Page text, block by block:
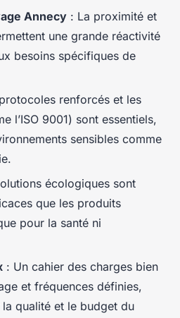
Annecy : La proximité et
une grande réactivité
besoins spécifiques de
renforcés et les
l’ISO 9001) sont essentiels,
sensibles comme
écologiques sont
que les produits
pour la santé ni
: Un cahier des charges bien
et fréquences définies,
qualité et le budget du